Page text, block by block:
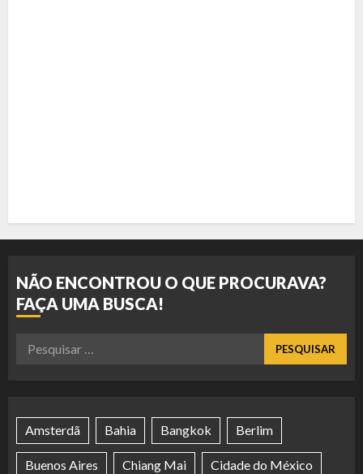
NÃO ENCONTROU O QUE PROCURAVA?
FAÇA UMA BUSCA!
Pesquisar
Amsterdã Bahia Bangkok Berlim
Buenos Aires Chiang Mai Cidade do México